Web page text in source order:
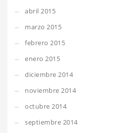
abril 2015
marzo 2015
febrero 2015
enero 2015
diciembre 2014
noviembre 2014
octubre 2014
septiembre 2014